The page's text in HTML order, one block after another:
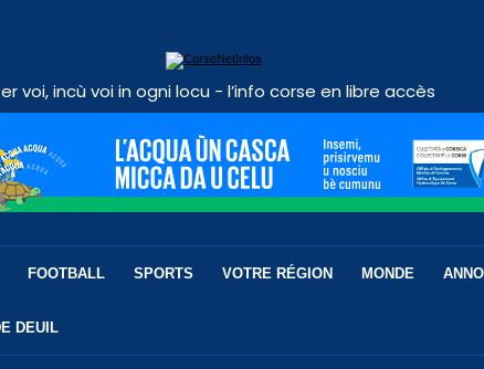
voi, incù voi in ogni locu - l’info corse en libre accès
FOOTBALL SPORTS VOTRE RÉGION MONDE
DEUIL